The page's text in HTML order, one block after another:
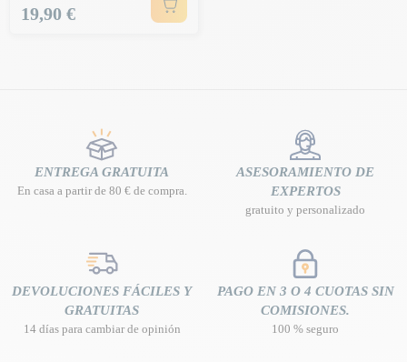
Precio
19,90 €
ENTREGA GRATUITA
En casa a partir de 80 € de compra.
ASESORAMIENTO DE
EXPERTOS
gratuito y personalizado
DEVOLUCIONES FÁCILES Y
GRATUITAS
14 días para cambiar de opinión
PAGO EN 3 O 4 CUOTAS SIN
COMISIONES.
100 % seguro